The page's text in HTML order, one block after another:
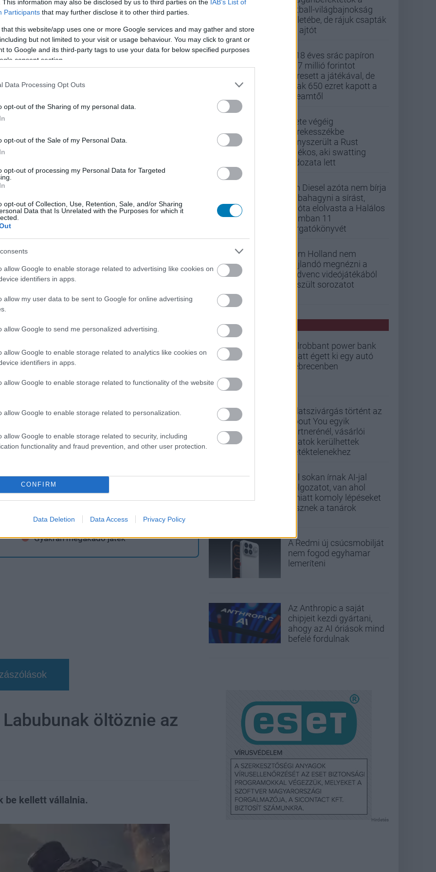
This information may also be disclosed by us to third parties on the IAB’s List of
Participants that may further disclose it to other third parties.
that this website/app uses one or more Google services and may gather and store
but not limited to your visit or usage behaviour. You may click to grant or
to Google and its third-party tags to use your data for below specified purposes
consent section.
Data Processing Opt Outs
opt-out of the Sharing of my personal data.
opt-out of the Sale of my Personal Data.
opt-out of processing my Personal Data for Targeted
opt-out of Collection, Use, Retention, Sale, and/or Sharing
Data that Is Unrelated with the Purposes for which it
allow Google to enable storage related to advertising like cookies on
identifiers in apps.
allow my user data to be sent to Google for online advertising
allow Google to send me personalized advertising.
allow Google to enable storage related to analytics like cookies on
identifiers in apps.
allow Google to enable storage related to functionality of the website
allow Google to enable storage related to personalization.
allow Google to enable storage related to security, including
functionality and fraud prevention, and other user protection.
CONFIRM
Data Deletion Data Access Privacy Policy
vétek kihagyni, a jubileumi kiadás pedig nagyszerű
formájában élhessük át, akár PC-n, akár
jön szembe GSO-n vagy a social médiában.
a legjobbakat,iratkozz fel hírlevelünkre!
és azt elfogadom.
hangulata – Jön a második forduló! (X)
- Complete
kell, de a lényeg, hogy 2015 legjobb játékát
Az első Witchert idéző grafika
Hatalmas méret
Gyakran megakadó játék
öltöznie az
be kellett vállalnia.
futball-világbajnokság
üzletébe, de rájuk csapták
az ajtót
A 18 éves srác papíron
437 millió forintot
keresett a játékával, de
csak 650 ezret kapott a
Steamtől
Élete végéig
kerekesszékbe
kényszerült a Rust
játékos, aki swatting
áldozata lett
Vin Diesel azóta nem bírja
abbahagyni a sírást,
mióta elolvasta a Halálos
iramban 11
forgatókönyvét
Tom Holland nem
hajlandó megnézni a
kedvenc videójátékából
készült sorozatot
PCW HÍREK
Felrobbant power bank
miatt égett ki egy autó
Debrecenben
Adatszivárgás történt az
About You egyik
partnerénél, vásárlói
adatok kerülhettek
illetéktelenekhez
Túl sokan írnak AI-jal
dolgozatot, van ahol
emiatt komoly lépéseket
tesznek a tanárok
A Redmi új csúcsmobilját
nem fogod egyhamar
lemeríteni
Az Anthropic a saját
chipjeit kezdi gyártani,
ahogy az AI óriások mind
befelé fordulnak
Hirdetés